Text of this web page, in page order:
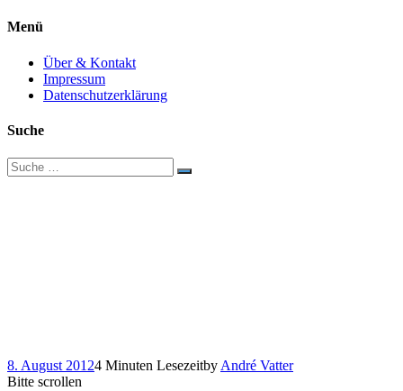
Menü
Über & Kontakt
Impressum
Datenschutzerklärung
Suche
Suche
nach:
8. August 20124 Minuten Lesezeitby André Vatter
Bitte scrollen